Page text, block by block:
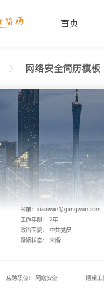
首页
网络安全简历模板
安全高端简历模板
婚姻状态: 未婚工作年
电话号码: